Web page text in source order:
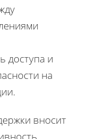
доступа и
на
вносит